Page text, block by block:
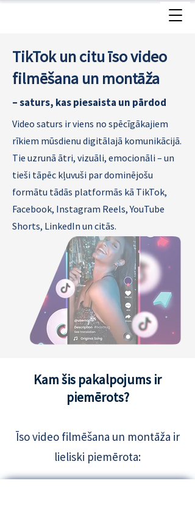
TikTok un citu īso video
filmēšana un montāža
– saturs, kas piesaista un pārdod
Video saturs ir viens no spēcīgākajiem
rīkiem mūsdienu digitālajā komunikācijā.
Tie uzrunā ātri, vizuāli, emocionāli – un
tieši tāpēc kļuvuši par dominējošu
formātu tādās platformās kā TikTok,
Facebook, Instagram Reels, YouTube
Shorts, LinkedIn un citās.
Kam šis pakalpojums ir
piemērots?
Īso video filmēšana un montāža ir
lieliski piemērota: